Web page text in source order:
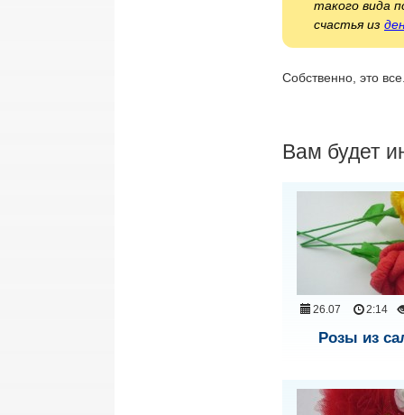
такого вида
счастья из
Собственно, это
Вам будет
26.07 2:14
Розы из